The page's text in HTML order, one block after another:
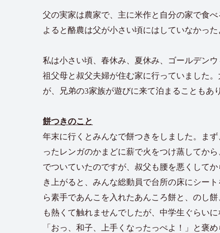
父の実家は農家で、主に米作と自分の家で食
よると酪農は父が小さい頃にはしていなかった
私は小さい頃、春休み、夏休み、ゴールデン
祖父母と叔父夫婦が住む家に行っていました
が、兄弟の3家族が遊びに来て泊まることもあ
餅つきのこと
年末に行くとみんなで餅つきをしました。ま
ったレンガのかまどに薪で火をつけ蒸してか
でついていたのですが、叔父も腰を悪くして
き上がると、みんな総動員で台所の床にシー
ら素手であんこを入れたあんころ餅と、のし
も熱くて触れませんでしたが、中学生ぐらい
「おっ、和子、上手くなったっぺよ！」と褒